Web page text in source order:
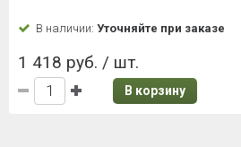
В наличии: Уточняйте при заказе
1 418 руб. / шт.
В корзину